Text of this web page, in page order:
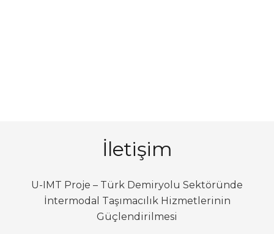
İletişim
U-IMT Proje – Türk Demiryolu Sektöründe
İntermodal Taşımacılık Hizmetlerinin
Güçlendirilmesi